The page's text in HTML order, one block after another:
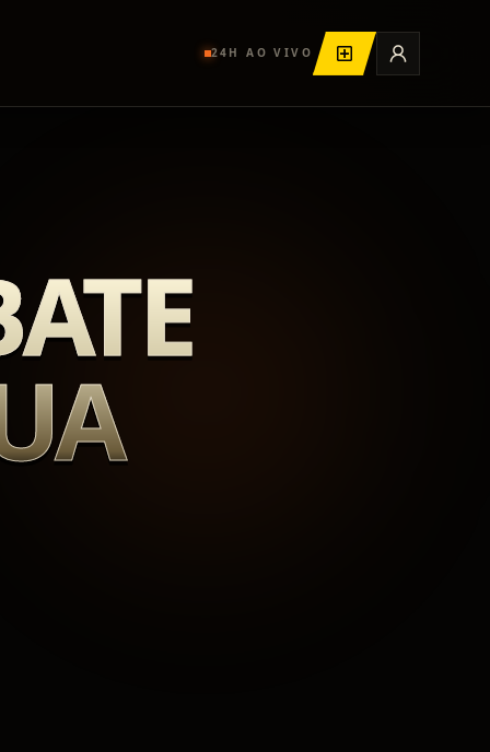
24H AO VIVO